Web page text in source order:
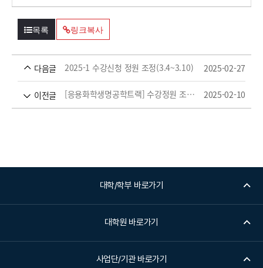
목록 링크복사
다음글 2025-1 수강신청 정원 조정(3.4~3.10) 2025-02-27
이전글 [응용화학생명공학트랙] 수강정원 조정 안내(2월11일) 2025-02-10
대학/학부 바로가기
대학원 바로가기
사업단/기관 바로가기